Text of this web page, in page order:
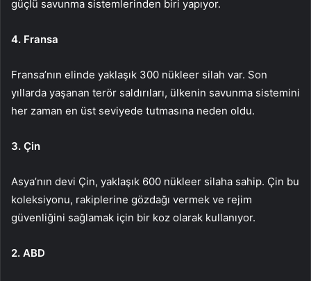
güçlü savunma sistemlerinden biri yapıyor.
4. Fransa
Fransa’nın elinde yaklaşık 300 nükleer silah var. Son
yıllarda yaşanan terör saldırıları, ülkenin savunma sistemini
her zaman en üst seviyede tutmasına neden oldu.
3. Çin
Asya’nın devi Çin, yaklaşık 600 nükleer silaha sahip. Çin bu
koleksiyonu, rakiplerine gözdağı vermek ve rejim
güvenliğini sağlamak için bir koz olarak kullanıyor.
2. ABD